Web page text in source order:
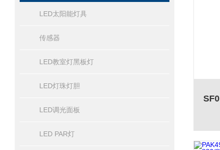
LED太阳能灯具
传感器
LED教室灯黑板灯
LED灯珠灯胆
LED调光面板
LED PAR灯